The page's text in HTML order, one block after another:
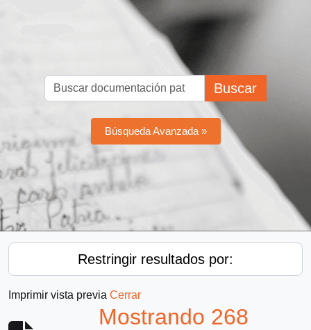
Buscar
Búsqueda Avanzada »
Restringir resultados por:
Imprimir vista previa Cerrar
Mostrando 268